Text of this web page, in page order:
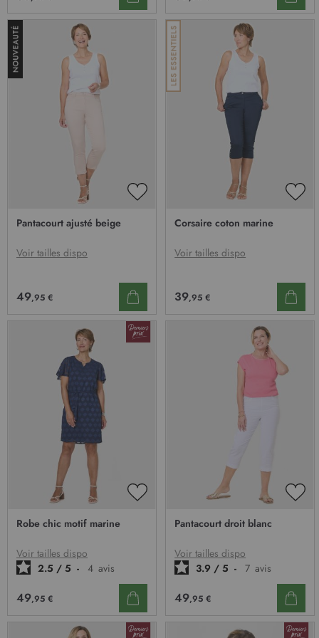
D’ENVIE
Pantacourt ajusté beige
Voir tailles dispo
49,95 €
Corsaire coton marine
Voir tailles dispo
39,95 €
D’ENVIE
Robe chic motif marine
Voir tailles dispo
2.5 / 5 - 4 avis
49,95 €
Pantacourt droit blanc
Voir tailles dispo
3.9 / 5 - 7 avis
49,95 €